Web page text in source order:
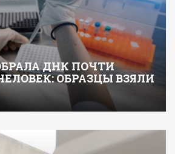
ДНК ПОЧТИ
ОБРАЗЦЫ ВЗЯЛИ